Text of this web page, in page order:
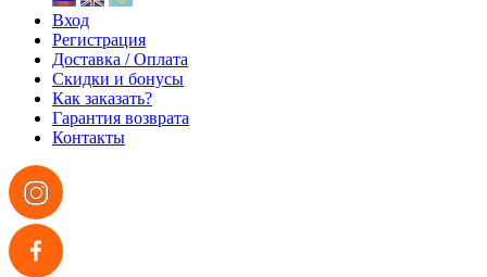
Вход
Регистрация
Доставка / Оплата
Скидки и бонусы
Как заказать?
Гарантия возврата
Контакты